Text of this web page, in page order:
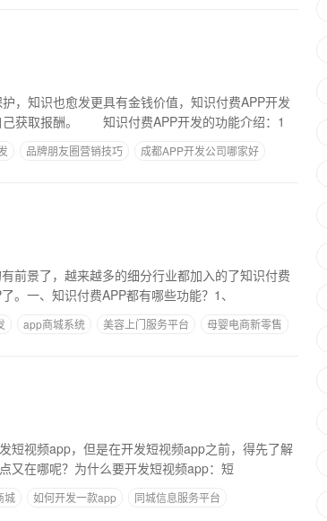
，知识也愈发更具有金钱价值，知识付费APP开发
己获取报酬。 知识付费APP开发的功能介绍：1
品牌朋友圈营销技巧
成都APP开发公司哪家好
前景了，越来越多的细分行业都加入的了知识付费
。一、知识付费APP都有哪些功能？1、
app商城系统 美容上门服务平台 母婴电商新零售
短视频app，但是在开发短视频app之前，得先了解
又在哪呢？为什么要开发短视频app：短
城 如何开发一款app 同城信息服务平台